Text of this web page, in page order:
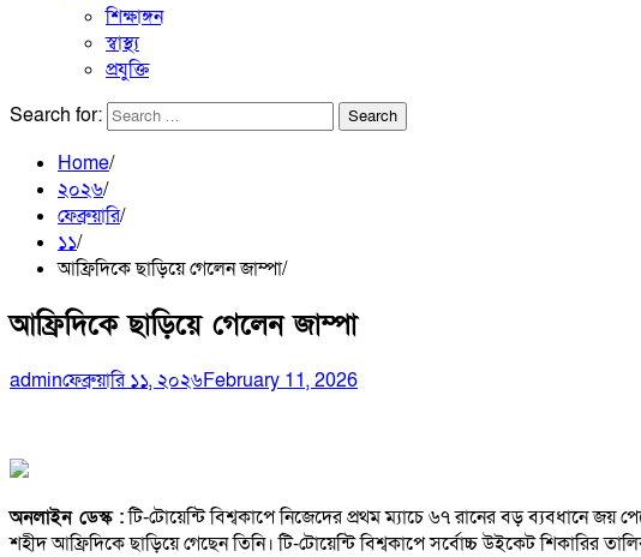
শিক্ষাঙ্গন
স্বাস্থ্য
প্রযুক্তি
Search for:
Home
২০২৬
ফেব্রুয়ারি
১১
আফ্রিদিকে ছাড়িয়ে গেলেন জাম্পা
আফ্রিদিকে ছাড়িয়ে গেলেন জাম্পা
adminফেব্রুয়ারি ১১, ২০২৬February 11, 2026
অনলাইন ডেস্ক :টি-টোয়েন্টি বিশ্বকাপে নিজেদের প্রথম ম্যাচে ৬৭ রানের বড় ব্যবধানে জয়
শহীদ আফ্রিদিকে ছাড়িয়ে গেছেন তিনি। টি-টোয়েন্টি বিশ্বকাপে সর্বোচ্চ উইকেট শিকারির